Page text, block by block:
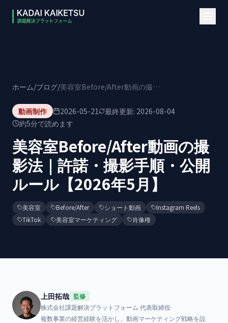
ホーム/ブログ/ 美容室Before/After動画の撮影法｜許諾・撮影手順・公開ルール【2026年5月】
動画制作 2026-05-21 最終更新: 2026-08-04
約5分で読めます
美容室Before/After動画の撮
影法｜許諾・撮影手順・公開
ルール【2026年5月】
美容室 Before/After ショート動画
Instagram Reels
TikTok
美容室マーケティング 肖像権
上田拓哉 監修
株式会社課題解決プラットフォーム 代表取締役
複数事業の経営経験を活かし、動画マーケティング戦略を設